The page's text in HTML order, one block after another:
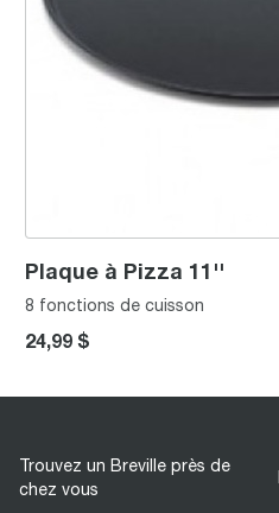
Plaque à Pizza 11''
8 fonctions de cuisson
24,99 $
Trouvez un Breville près de
chez vous